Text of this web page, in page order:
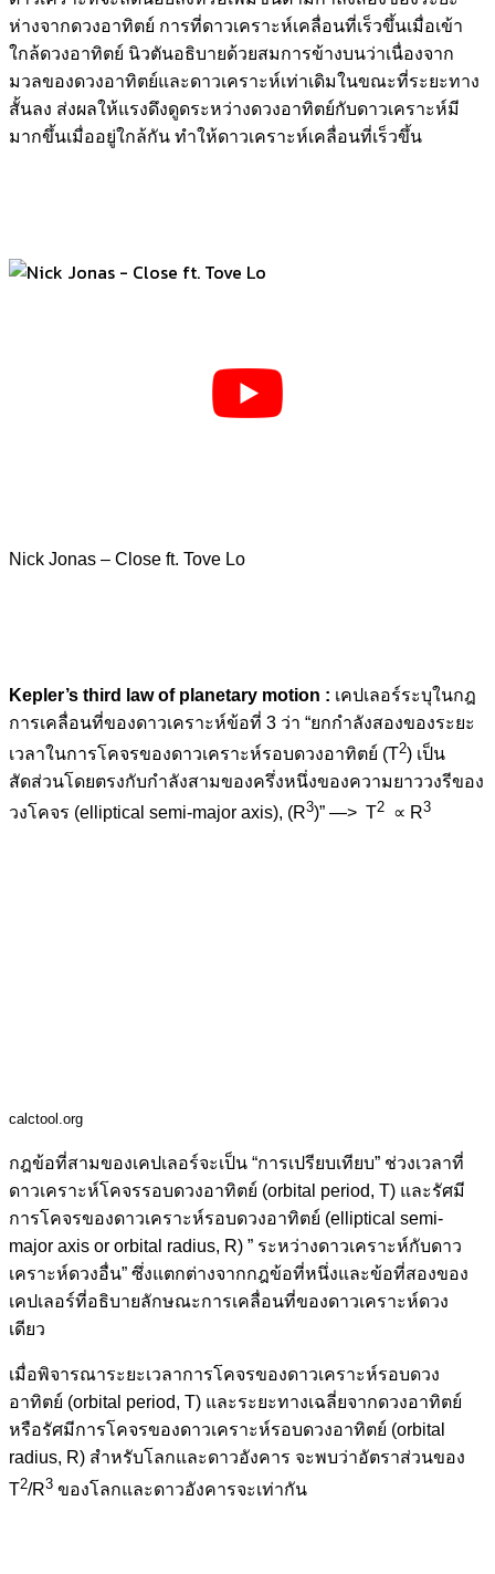
ห่างจากดวงอาทิตย์ การที่ดาวเคราะห์เคลื่อนที่เร็วขึ้นเมื่อเข้า
ใกล้ดวงอาทิตย์ นิวตันอธิบายด้วยสมการข้างบนว่าเนื่องจาก
มวลของดวงอาทิตย์และดาวเคราะห์เท่าเดิมในขณะที่ระยะทาง
สั้นลง ส่งผลให้แรงดึงดูดระหว่างดวงอาทิตย์กับดาวเคราะห์มี
มากขึ้นเมื่ออยู่ใกล้กัน ทำให้ดาวเคราะห์เคลื่อนที่เร็วขึ้น
Nick Jonas – Close ft. Tove Lo
Kepler’s third law of planetary motion : เคปเลอร์ระบุในกฎ
การเคลื่อนที่ของดาวเคราะห์ข้อที่ 3 ว่า “ยกกำลังสองของระยะ
เวลาในการโคจรของดาวเคราะห์รอบดวงอาทิตย์ (T2) เป็น
สัดส่วนโดยตรงกับกำลังสามของครึ่งหนึ่งของความยาววงรีของ
วงโคจร (elliptical semi-major axis), (R3)” —> T2 ∝ R3
calctool.org
กฎข้อที่สามของเคปเลอร์จะเป็น “การเปรียบเทียบ” ช่วงเวลาที่
ดาวเคราะห์โคจรรอบดวงอาทิตย์ (orbital period, T) และรัศมี
การโคจรของดาวเคราะห์รอบดวงอาทิตย์ (elliptical semi-
major axis or orbital radius, R) ” ระหว่างดาวเคราะห์กับดาว
เคราะห์ดวงอื่น” ซึ่งแตกต่างจากกฎข้อที่หนึ่งและข้อที่สองของ
เคปเลอร์ที่อธิบายลักษณะการเคลื่อนที่ของดาวเคราะห์ดวง
เดียว
เมื่อพิจารณาระยะเวลาการโคจรของดาวเคราะห์รอบดวง
อาทิตย์ (orbital period, T) และระยะทางเฉลี่ยจากดวงอาทิตย์
หรือรัศมีการโคจรของดาวเคราะห์รอบดวงอาทิตย์ (orbital
radius, R) สำหรับโลกและดาวอังคาร จะพบว่าอัตราส่วนของ
T2/R3 ของโลกและดาวอังคารจะเท่ากัน